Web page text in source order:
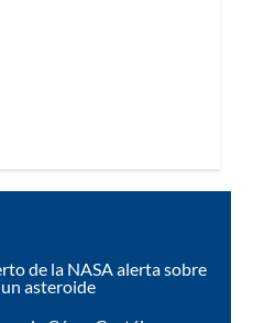
de la NASA alerta sobre
asteroide